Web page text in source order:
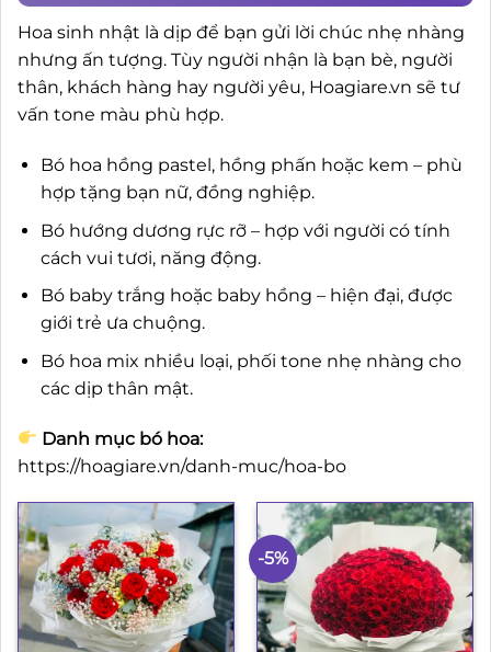
Hoa sinh nhật là dịp để bạn gửi lời chúc nhẹ nhàng
nhưng ấn tượng. Tùy người nhận là bạn bè, người
thân, khách hàng hay người yêu, Hoagiare.vn sẽ tư
vấn tone màu phù hợp.
Bó hoa hồng pastel, hồng phấn hoặc kem – phù
hợp tặng bạn nữ, đồng nghiệp.
Bó hướng dương rực rỡ – hợp với người có tính
cách vui tươi, năng động.
Bó baby trắng hoặc baby hồng – hiện đại, được
giới trẻ ưa chuộng.
Bó hoa mix nhiều loại, phối tone nhẹ nhàng cho
các dịp thân mật.
Danh mục bó hoa:
https://hoagiare.vn/danh-muc/hoa-bo
-5%